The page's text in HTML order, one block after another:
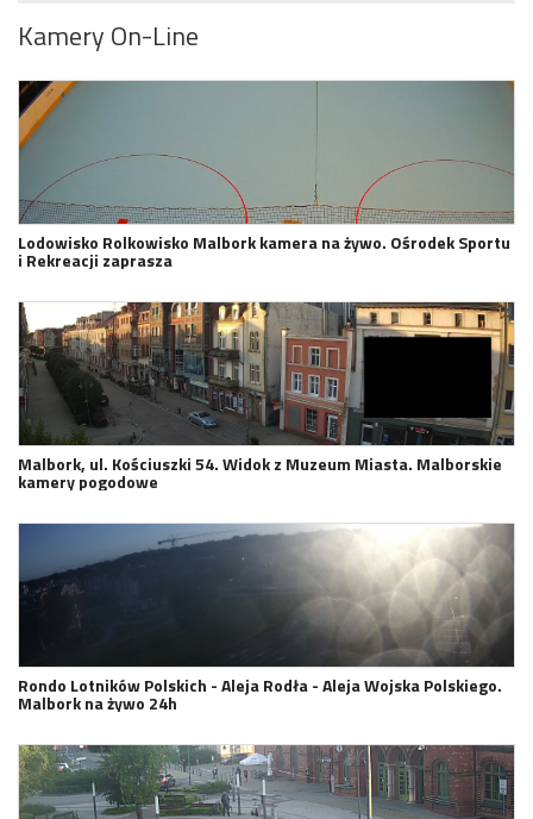
Kamery On-Line
Lodowisko Rolkowisko Malbork kamera na żywo. Ośrodek Sportu
i Rekreacji zaprasza
Malbork, ul. Kościuszki 54. Widok z Muzeum Miasta. Malborskie
kamery pogodowe
Rondo Lotników Polskich - Aleja Rodła - Aleja Wojska Polskiego.
Malbork na żywo 24h